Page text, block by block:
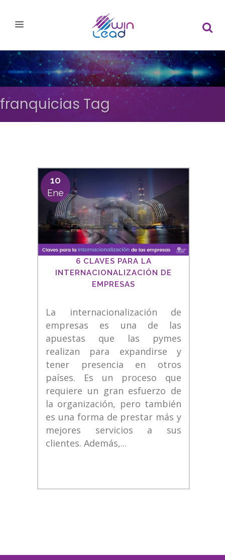
franquicias Tag
10
Ene
6 CLAVES PARA LA
INTERNACIONALIZACIÓN DE
EMPRESAS
La internacionalización de
empresas es una de las
apuestas que las pymes
realizan para expandirse y
tener presencia en otros
países. Es un proceso que
requiere un gran esfuerzo de
la organización, pero también
es una forma de prestar más y
mejores servicios a sus
clientes. Además,...